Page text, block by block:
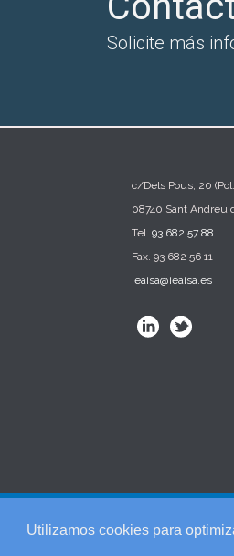
Utilizamos cookies para
Solicite más
c/Dels Pous, 20
08740 Sant Andreu
Tel. 93 682 57 88
Fax. 93 682 56 11
ieaisa@ieaisa.es
© 2025 IEAISA
Tel. 93 682 57 88 - Fax.